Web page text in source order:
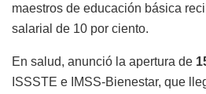
maestros de educación básica
salarial de 10 por ciento.
En salud, anunció la apertura de
ISSSTE e IMSS-Bienestar, que